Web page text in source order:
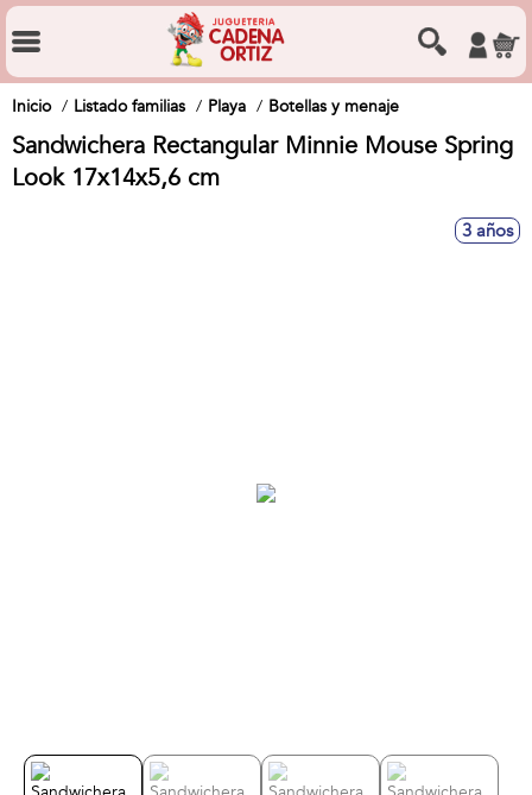
Inicio Listado familias Playa Botellas y menaje
Sandwichera Rectangular Minnie Mouse Spring
Look 17x14x5,6 cm
3 años